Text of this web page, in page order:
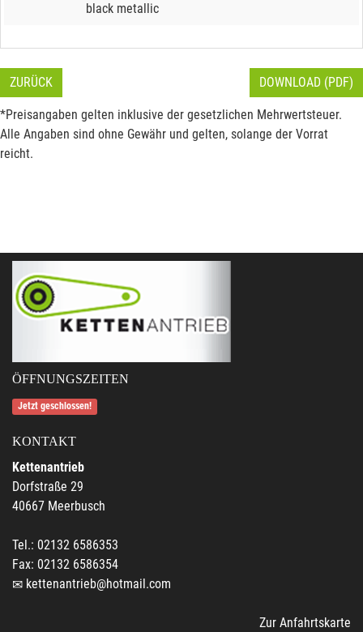
black metallic
ZURÜCK DOWNLOAD (PDF)
*Preisangaben gelten inklusive der gesetzlichen Mehrwertsteuer.
Alle Angaben sind ohne Gewähr und gelten, solange der Vorrat
reicht.
ÖFFNUNGSZEITEN
Jetzt geschlossen!
KONTAKT
Kettenantrieb
Dorfstraße 29
40667 Meerbusch
Tel.: 02132 6586353
Fax: 02132 6586354
kettenantrieb@hotmail.com
Zur Anfahrtskarte